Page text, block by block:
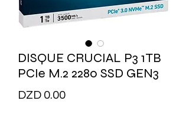
DISQUE CRUCIAL P3 1TB
PCIe M.2 2280 SSD GEN3
DZD 0.00Price